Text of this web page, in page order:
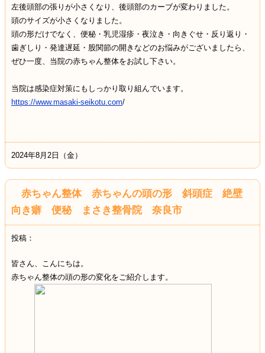
左後頭部の張りが小さくなり、後頭部のカーブが変わりました。
頭のサイズが小さくなりました。
頭の形だけでなく、便秘・乳児湿疹・夜泣き・向きぐせ・反り返り・
歯ぎしり・発達遅延・股関節の開きなどのお悩みがございましたら、
ぜひ一度、当院の赤ちゃん整体をお試し下さい。
当院は感染症対策にもしっかり取り組んでいます。
https://www.masaki-seikotu.com/
2024年8月2日（金）
赤ちゃん整体 赤ちゃんの頭の形 斜頭症 絶壁
向き癖 便秘 まさき整骨院 奈良市
投稿：
皆さん、こんにちは。
赤ちゃん整体の頭の形の変化をご紹介します。